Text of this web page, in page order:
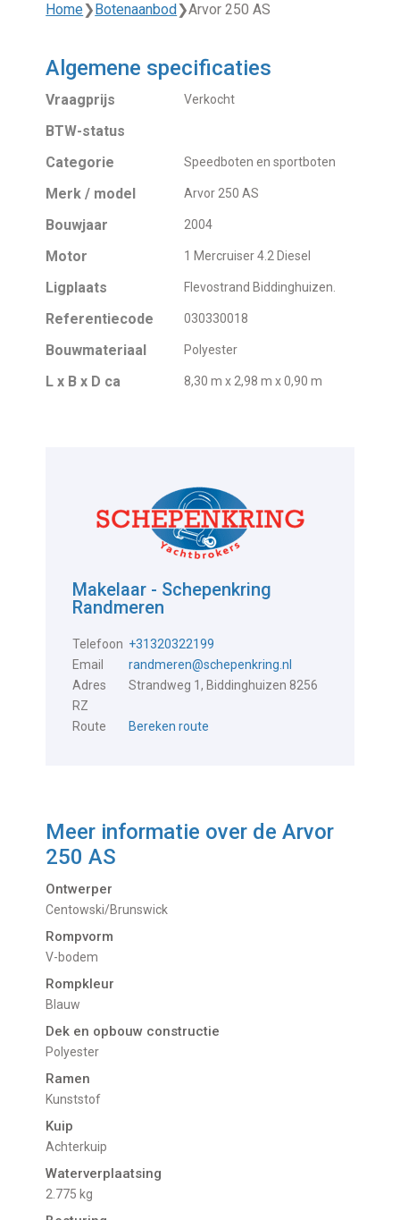
Home❯ Botenaanbod ❯Arvor 250 AS
Algemene specificaties
Vraagprijs Verkocht
BTW-status
Categorie
Speedboten en sportboten
Merk / model Arvor 250 AS
Bouwjaar 2004
Motor 1 Mercruiser 4.2 Diesel
Ligplaats Flevostrand Biddinghuizen.
Referentiecode 030330018
Bouwmateriaal Polyester
L x B x D ca 8,30 m x 2,98 m x 0,90 m
Makelaar - Schepenkring
Randmeren
Telefoon +31320322199
Email
randmeren@schepenkring.nl
Adres
Strandweg 1, Biddinghuizen 8256
RZ
Route
Bereken route
Meer informatie over deArvor
250 AS
Ontwerper
Centowski/Brunswick
Rompvorm
V-bodem
Rompkleur
Blauw
Dek en opbouw constructie
Polyester
Ramen
Kunststof
Kuip
Achterkuip
Waterverplaatsing
2.775 kg